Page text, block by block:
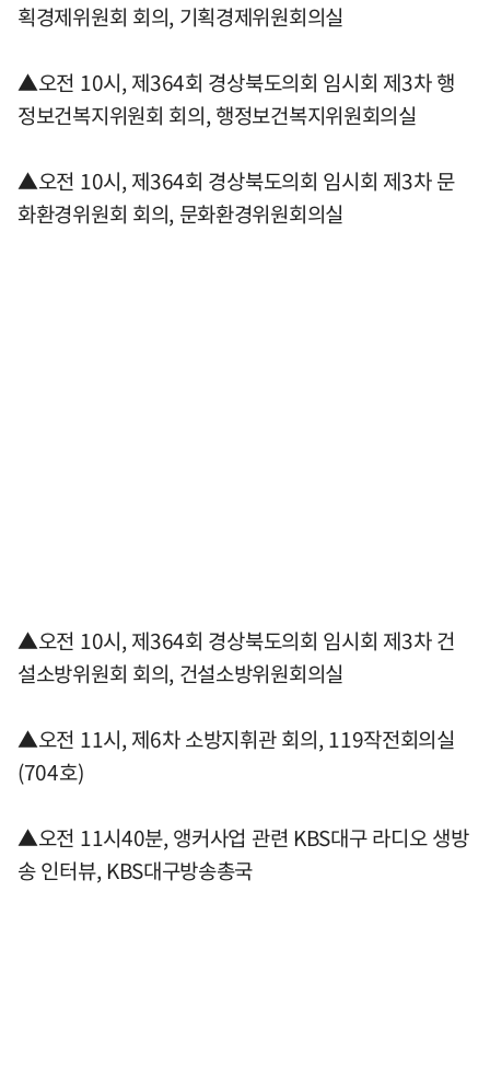
획경제위원회 회의, 기획경제위원회의실
▲오전 10시, 제364회 경상북도의회 임시회 제3차 행
정보건복지위원회 회의, 행정보건복지위원회의실
▲오전 10시, 제364회 경상북도의회 임시회 제3차 문
화환경위원회 회의, 문화환경위원회의실
▲오전 10시, 제364회 경상북도의회 임시회 제3차 건
설소방위원회 회의, 건설소방위원회의실
▲오전 11시, 제6차 소방지휘관 회의, 119작전회의실
(704호)
▲오전 11시40분, 앵커사업 관련 KBS대구 라디오 생방
송 인터뷰, KBS대구방송총국